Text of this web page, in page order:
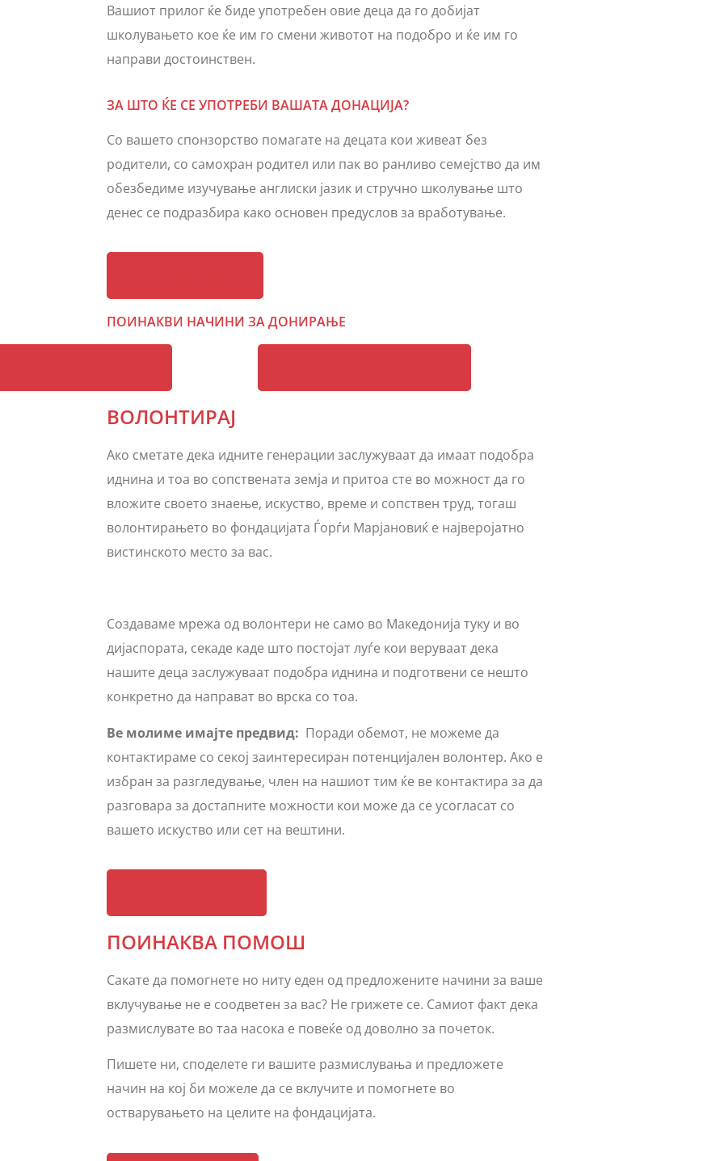
Вашиот прилог ќе биде употребен овие деца да го добијат
школувањето кое ќе им го смени животот на подобро и ќе им го
направи достоинствен.
ЗА ШТО ЌЕ СЕ УПОТРЕБИ ВАШАТА ДОНАЦИЈА?
Со вашето спонзорство помагате на децата кои живеат без
родители, со самохран родител или пак во ранливо семејство да им
обезбедиме изучување англиски јазик и стручно школување што
денес се подразбира како основен предуслов за вработување.
ПОИНАКВИ НАЧИНИ ЗА ДОНИРАЊЕ
ВОЛОНТИРАЈ
Ако сметате дека идните генерации заслужуваат да имаат подобра
иднина и тоа во сопствената земја и притоа сте во можност да го
вложите своето знаење, искуство, време и сопствен труд, тогаш
волонтирањето во фондацијата Ѓорѓи Марјановиќ е најверојатно
вистинското место за вас.
Создаваме мрежа од волонтери не само во Македонија туку и во
дијаспората, секаде каде што постојат луѓе кои веруваат дека
нашите деца заслужуваат подобра иднина и подготвени се нешто
конкретно да направат во врска со тоа.
Ве молиме имајте предвид: Поради обемот, не можеме да
контактираме со секој заинтересиран потенцијален волонтер. Ако е
избран за разгледување, член на нашиот тим ќе ве контактира за да
разговара за достапните можности кои може да се усогласат со
вашето искуство или сет на вештини.
ПОИНАКВА ПОМОШ
Сакате да помогнете но ниту еден од предложените начини за ваше
вклучување не е соодветен за вас? Не грижете се. Самиот факт дека
размислувате во таа насока е повеќе од доволно за почеток.
Пишете ни, споделете ги вашите размислувања и предложете
начин на кој би можеле да се вклучите и помогнете во
остварувањето на целите на фондацијата.